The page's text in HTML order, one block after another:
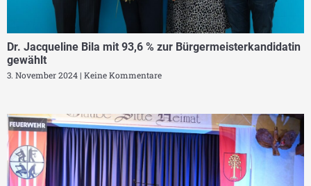
Dr. Jacqueline Bila mit 93,6 % zur Bürgermeisterkandidatin
gewählt
3. November 2024 Keine Kommentare